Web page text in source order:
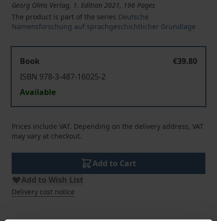
Georg Olms Verlag, 1. Edition 2021, 196 Pages
The product is part of the series Deutsche
Namensforschung auf sprachgeschichtlicher Grundlage
Book
€39.80
ISBN 978-3-487-16025-2
Available
Prices include VAT. Depending on the delivery address, VAT
may vary at checkout.
Add to Cart
Add to Wish List
Delivery cost notice